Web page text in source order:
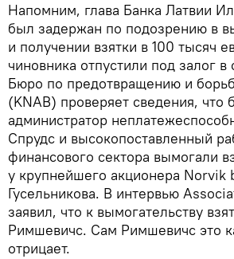
Напомним, глава Банка Латвии
был задержан по подозрению в
и получении взятки в 100 тысяч
чиновника отпустили под залог в
Бюро по предотвращению и
(KNAB) проверяет сведения, что
администратор
Спрудс и высокопоставленный
финансового сектора вымогали
у крупнейшего акционера Norvik
Гусельникова. В интервью
заявил, что к вымогательству
Римшевичс. Сам Римшевичс это
отрицает.